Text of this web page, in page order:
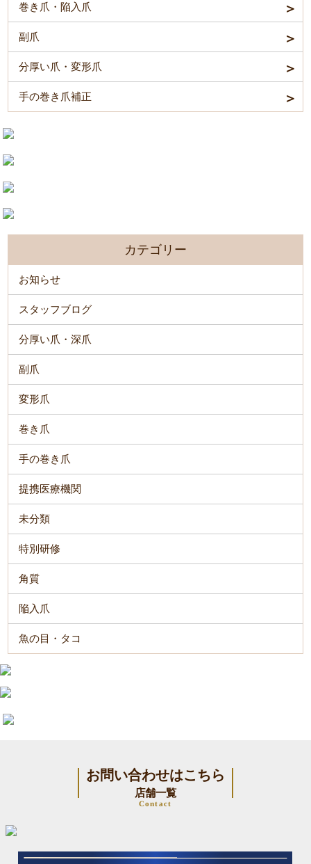
巻き爪・陥入爪
副爪
分厚い爪・変形爪
手の巻き爪補正
カテゴリー
お知らせ
スタッフブログ
分厚い爪・深爪
副爪
変形爪
巻き爪
手の巻き爪
提携医療機関
未分類
特別研修
角質
陥入爪
魚の目・タコ
お問い合わせはこちら
店舗一覧
Contact